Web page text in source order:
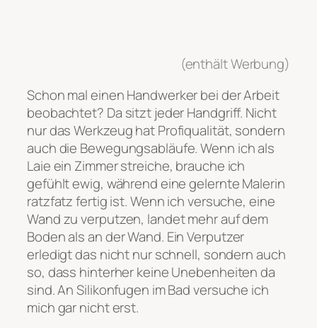
(enthält Werbung)
Schon mal einen Handwerker bei der Arbeit
beobachtet? Da sitzt jeder Handgriff. Nicht
nur das Werkzeug hat Profiqualität, sondern
auch die Bewegungsabläufe. Wenn ich als
Laie ein Zimmer streiche, brauche ich
gefühlt ewig, während eine gelernte Malerin
ratzfatz fertig ist. Wenn ich versuche, eine
Wand zu verputzen, landet mehr auf dem
Boden als an der Wand. Ein Verputzer
erledigt das nicht nur schnell, sondern auch
so, dass hinterher keine Unebenheiten da
sind. An Silikonfugen im Bad versuche ich
mich gar nicht erst.